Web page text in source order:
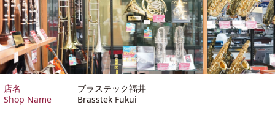
店名
Shop Name
ブラステック福井
Brasstek Fukui